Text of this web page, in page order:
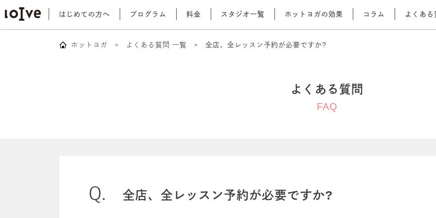
はじめての方へ プログラム 料金 スタジオ一覧 ホットヨガの効果 コラム よくある
ホットヨガ よくある質問 一覧 全店、全レッスン予約が必要ですか?
よくある質問
FAQ
全店、全レッスン予約が必要ですか?